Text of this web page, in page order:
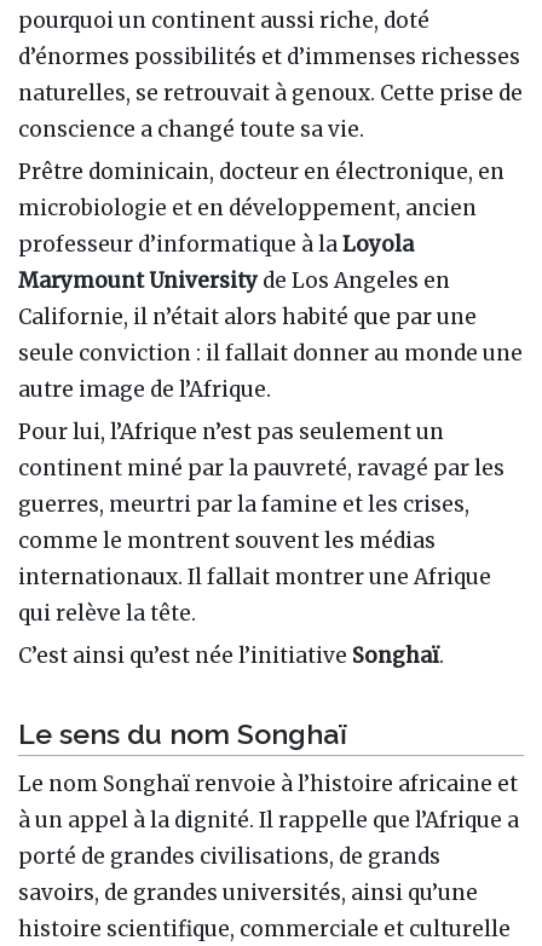
pourquoi un continent aussi riche, doté
d’énormes possibilités et d’immenses richesses
naturelles, se retrouvait à genoux. Cette prise de
conscience a changé toute sa vie.
Prêtre dominicain, docteur en électronique, en
microbiologie et en développement, ancien
professeur d’informatique à laLoyola
Marymount University de Los Angeles en
Californie, il n’était alors habité que par une
seule conviction : il fallait donner au monde une
autre image de l’Afrique.
Pour lui, l’Afrique n’est pas seulement un
continent miné par la pauvreté, ravagé par les
guerres, meurtri par la famine et les crises,
comme le montrent souvent les médias
internationaux. Il fallait montrer une Afrique
qui relève la tête.
C’est ainsi qu’est née l’initiative Songhaï.
Le sens du nom Songhaï
Le nom Songhaï renvoie à l’histoire africaine et
à un appel à la dignité. Il rappelle que l’Afrique a
porté de grandes civilisations, de grands
savoirs, de grandes universités, ainsi qu’une
histoire scientifique, commerciale et culturelle